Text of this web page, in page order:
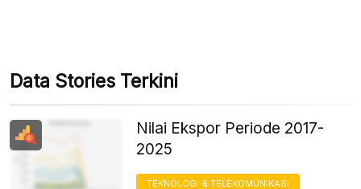
Data Stories Terkini
Nilai Ekspor Periode 2017-
2025
TEKNOLOGI & TELEKOMUNIKASI